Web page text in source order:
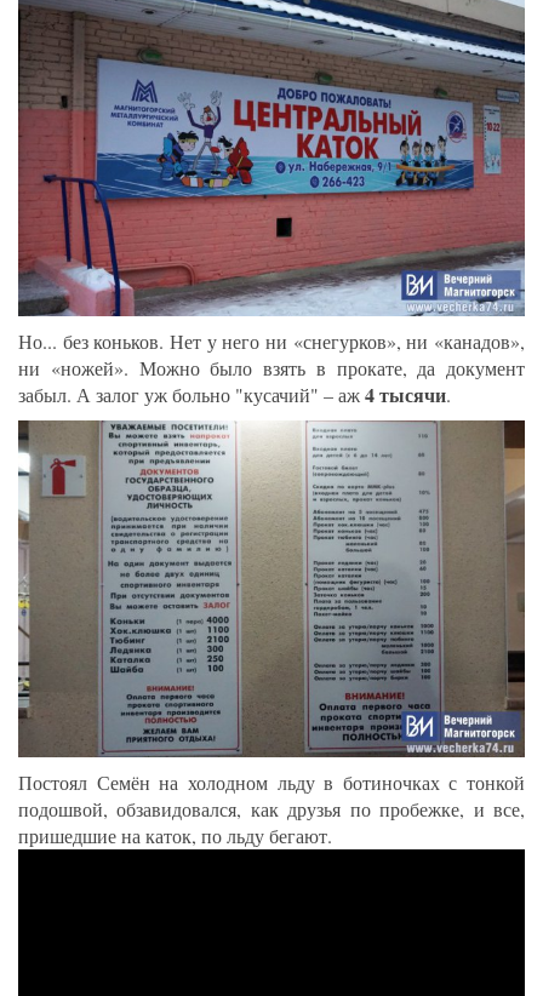
Но... без коньков. Нет у него ни «снегурков», ни «канадов»,
ни «ножей». Можно было взять в прокате, да документ
забыл. А залог уж больно "кусачий" – аж4 тысячи.
Постоял Семён на холодном льду в ботиночках с тонкой
подошвой, обзавидовался, как друзья по пробежке, и все,
пришедшие на каток, по льду бегают.